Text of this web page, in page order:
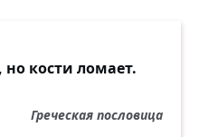
кости ломает.
Греческая пословица